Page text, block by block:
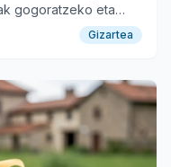
gogoratzeko eta
Gizartea